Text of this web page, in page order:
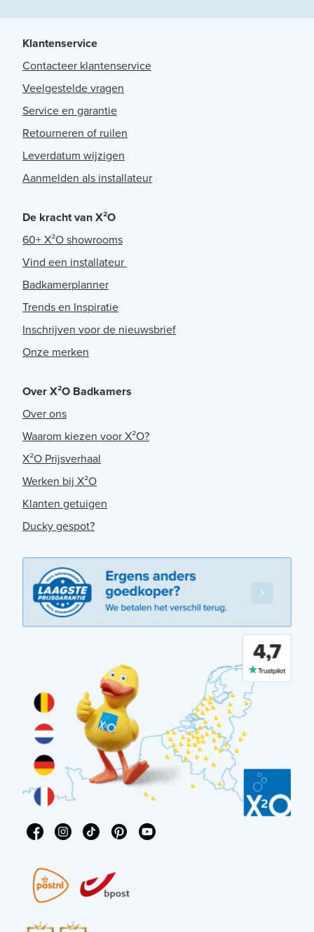
Klantenservice
Contacteer klantenservice
Veelgestelde vragen
Service en garantie
Retourneren of ruilen
Leverdatum wijzigen
Aanmelden als installateur
De kracht van X²O
60+ X²O showrooms
Vind een installateur
Badkamerplanner
Trends en Inspiratie
Inschrijven voor de nieuwsbrief
Onze merken
Over X²O Badkamers
Over ons
Waarom kiezen voor X²O?
X²O Prijsverhaal
Werken bij X²O
Klanten getuigen
Ducky gespot?